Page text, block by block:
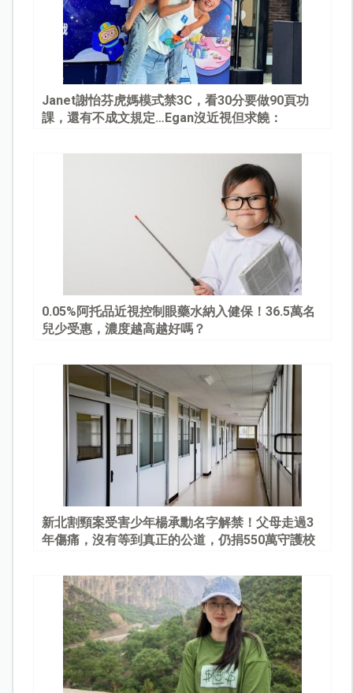
Janet謝怡芬虎媽模式禁3C，看30分要做90頁功
課，還有不成文規定…Egan沒近視但求饒：
0.05%阿托品近視控制眼藥水納入健保！36.5萬名
兒少受惠，濃度越高越好嗎？
新北割頸案受害少年楊承勳名字解禁！父母走過3
年傷痛，沒有等到真正的公道，仍捐550萬守護校